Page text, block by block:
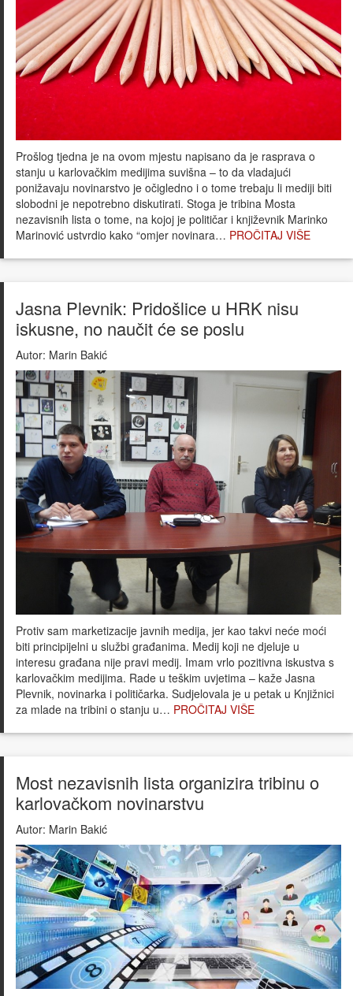
Prošlog tjedna je na ovom mjestu napisano da je rasprava o
stanju u karlovačkim medijima suvišna – to da vladajući
ponižavaju novinarstvo je očigledno i o tome trebaju li mediji biti
slobodni je nepotrebno diskutirati. Stoga je tribina Mosta
nezavisnih lista o tome, na kojoj je političar i književnik Marinko
Marinović ustvrdio kako “omjer novinara… PROČITAJ VIŠE
Jasna Plevnik: Pridošlice u HRK nisu
iskusne, no naučit će se poslu
Autor: Marin Bakić
Protiv sam marketizacije javnih medija, jer kao takvi neće moći
biti principijelni u službi građanima. Medij koji ne djeluje u
interesu građana nije pravi medij. Imam vrlo pozitivna iskustva s
karlovačkim medijima. Rade u teškim uvjetima – kaže Jasna
Plevnik, novinarka i političarka. Sudjelovala je u petak u Knjižnici
za mlade na tribini o stanju u… PROČITAJ VIŠE
Most nezavisnih lista organizira tribinu o
karlovačkom novinarstvu
Autor: Marin Bakić